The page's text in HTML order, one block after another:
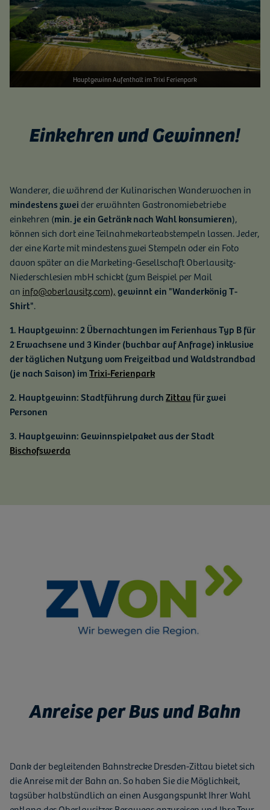
Hauptgewinn Aufenthalt im Trixi Ferienpark
Einkehren und Gewinnen!
Wanderer, die während der Kulinarischen Wanderwochen in
mindestens zwei der erwähnten Gastronomiebetriebe
einkehren (min. je ein Getränk nach Wahl konsumieren),
können sich dort eine Teilnahmekarteabstempeln lassen. Jeder,
der eine Karte mit mindestens zwei Stempeln oder ein Foto
davon später an die Marketing-Gesellschaft Oberlausitz-
Niederschlesien mbH schickt (zum Beispiel per Mail
an info@oberlausitz.com),gewinnt ein "Wanderkönig T-
Shirt".
1. Hauptgewinn: 2 Übernachtungen im Ferienhaus Typ B für
2 Erwachsene und 3 Kinder (buchbar auf Anfrage) inklusive
der täglichen Nutzung vom Freizeitbad und Waldstrandbad
(je nach Saison) imTrixi-Ferienpark
2. Hauptgewinn: Stadtführung durchZittau für zwei
Personen
3. Hauptgewinn: Gewinnspielpaket aus der Stadt
Bischofswerda
Anreise per Bus und Bahn
Dank der begleitenden Bahnstrecke Dresden-Zittau bietet sich
die Anreise mit der Bahn an. So haben Sie die Möglichkeit,
tagsüber halbstündlich an einen Ausgangspunkt Ihrer Wahl